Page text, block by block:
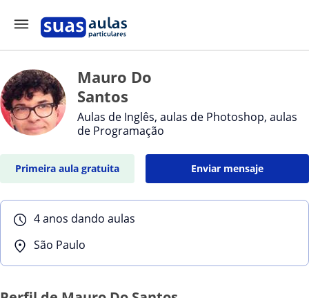
Mauro Do
Santos
Aulas de Inglês, aulas de Photoshop, aulas
de Programação
Primeira aula gratuita Enviar mensaje
4 anos dando aulas
São Paulo